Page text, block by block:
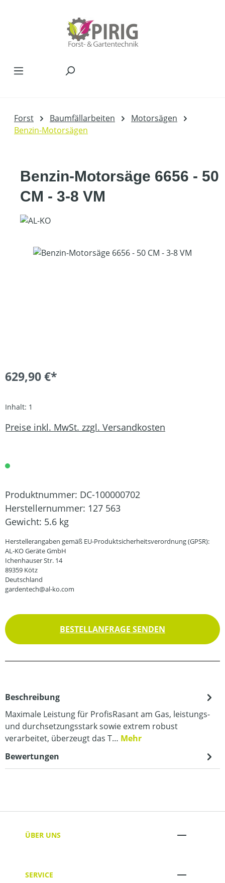
Forst Baumfällarbeiten
Motorsägen
Benzin-Motorsägen
Benzin-Motorsäge 6656 - 50
CM - 3-8 VM
Bildergalerie überspringen
629,90 €*
Inhalt: 1
Preise inkl. MwSt. zzgl. Versandkosten
Produktnummer: DC-100000702
Herstellernummer: 127 563
Gewicht: 5.6 kg
Herstellerangaben gemäß EU-Produktsicherheitsverordnung (GPSR):
AL-KO Geräte GmbH
Ichenhauser Str. 14
89359 Kötz
Deutschland
gardentech@al-ko.com
BESTELLANFRAGE SENDEN
Beschreibung
Maximale Leistung für ProfisRasant am Gas, leistungs-
und durchsetzungsstark sowie extrem robust
verarbeitet, überzeugt das T… Mehr
Bewertungen
ÜBER UNS
SERVICE